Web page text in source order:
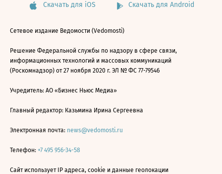
Скачать для iOS Скачать для Android
Сетевое издание Ведомости (Vedomosti)
Решение Федеральной службы по надзору в сфере связи,
информационных технологий и массовых коммуникаций
(Роскомнадзор) от 27 ноября 2020 г. ЭЛ № ФС 77-79546
Учредитель: АО «Бизнес Ньюс Медиа»
Главный редактор: Казьмина Ирина Сергеевна
Электронная почта: news@vedomosti.ru
Телефон: +7 495 956-34-58
Сайт использует IP адреса, cookie и данные геолокации